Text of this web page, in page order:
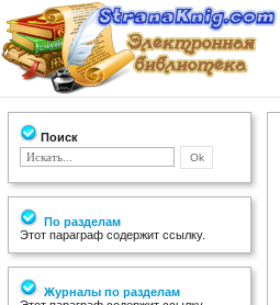
Поиск
По разделам
Этот параграф содержит ссылку.
Журналы по разделам